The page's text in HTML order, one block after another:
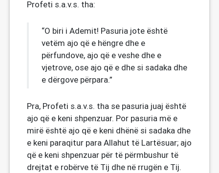
Profeti s.a.v.s. tha:
“O biri i Ademit! Pasuria jote është
vetëm ajo që e hëngre dhe e
përfundove, ajo që e veshe dhe e
vjetrove, ose ajo që e dhe si sadaka dhe
e dërgove përpara.”
Pra, Profeti s.a.v.s. tha se pasuria juaj është
ajo që e keni shpenzuar. Por pasuria më e
mirë është ajo që e keni dhënë si sadaka dhe
e keni paraqitur para Allahut të Lartësuar; ajo
që e keni shpenzuar për të përmbushur të
drejtat e robërve të Tij dhe në rrugën e Tij.